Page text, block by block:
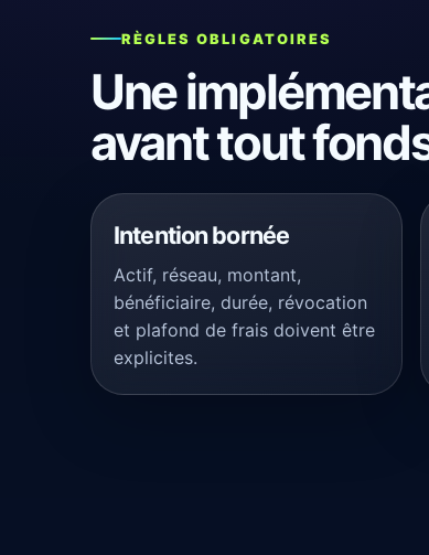
RÈGLES OBLIGATOIRES
Une
avant tout
Intention bornée
Actif, réseau, montant,
bénéficiaire, durée, révocation
et plafond de frais doivent être
explicites.